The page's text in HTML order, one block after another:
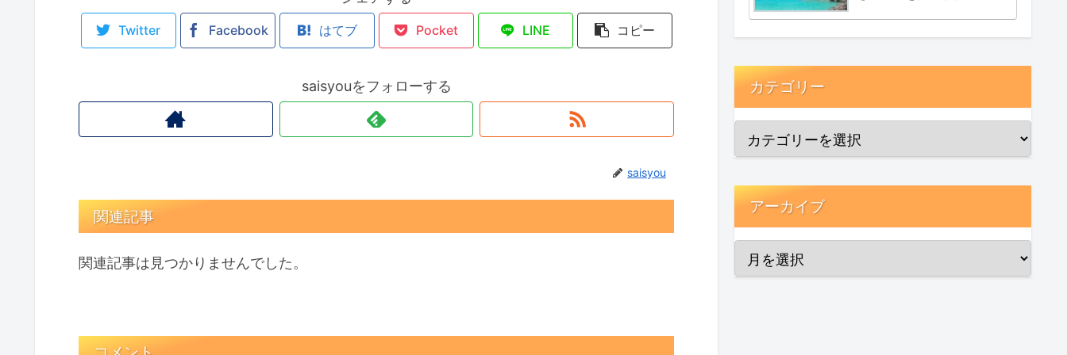
Twitter Facebook はてブ Pocket LINE コピー
saisyouをフォローする
saisyou
関連記事
関連記事は見つかりませんでした。
カテゴリー
アーカイブ